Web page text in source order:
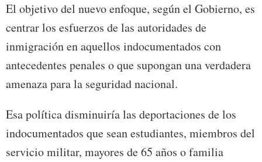
El objetivo del nuevo enfoque, según el Gobierno, es
centrar los esfuerzos de las autoridades de
inmigración en aquellos indocumentados con
antecedentes penales o que supongan una verdadera
amenaza para la seguridad nacional.
Esa política disminuiría las deportaciones de los
indocumentados que sean estudiantes, miembros del
servicio militar, mayores de 65 años o familia